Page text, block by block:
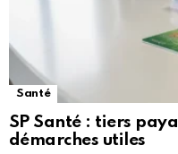
Santé
SP Santé : tiers
démarches utiles